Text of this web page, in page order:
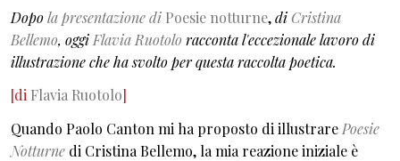
Dopola presentazione di Poesie notturne,di Cristina
Bellemo, oggi Flavia Ruotolo racconta l'eccezionale lavoro di
illustrazione che ha svolto per questa raccolta poetica.
[di Flavia Ruotolo]
Quando Paolo Canton mi ha proposto di illustrare Poesie
Notturne di Cristina Bellemo, la mia reazione iniziale è